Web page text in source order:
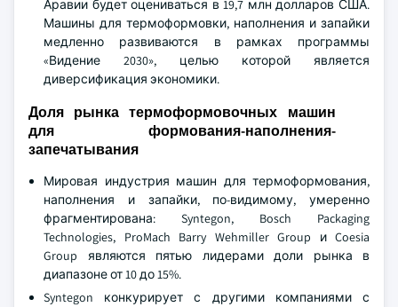
Аравии будет оцениваться в 19,7 млн долларов США.
Машины для термоформовки, наполнения и запайки
медленно развиваются в рамках программы
«Видение 2030», целью которой является
диверсификация экономики.
Доля рынка термоформовочных машин
для формования-наполнения-
запечатывания
Мировая индустрия машин для термоформования,
наполнения и запайки, по-видимому, умеренно
фрагментирована: Syntegon, Bosch Packaging
Technologies, ProMach Barry Wehmiller Group и Coesia
Group являются пятью лидерами доли рынка в
диапазоне от 10 до 15%.
Syntegon конкурирует с другими компаниями с